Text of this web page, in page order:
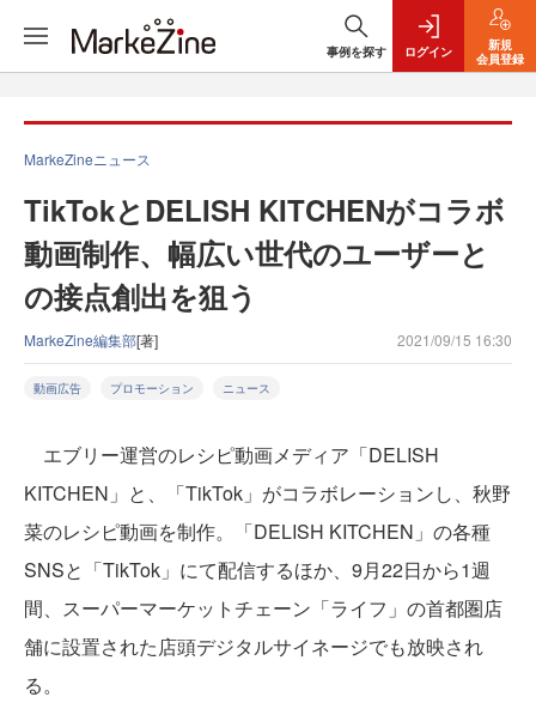
事例を探す ログイン
新規
会員登録
MarkeZineニュース
TikTokとDELISH KITCHENがコラボ
動画制作、幅広い世代のユーザーと
の接点創出を狙う
MarkeZine編集部[著] 2021/09/15 16:30
動画広告 プロモーション ニュース
エブリー運営のレシピ動画メディア「DELISH
KITCHEN」と、「TikTok」がコラボレーションし、秋野
菜のレシピ動画を制作。「DELISH KITCHEN」の各種
SNSと「TikTok」にて配信するほか、9月22日から1週
間、スーパーマーケットチェーン「ライフ」の首都圏店
舗に設置された店頭デジタルサイネージでも放映され
る。